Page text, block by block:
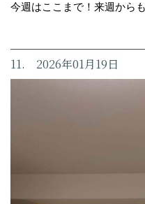
今週はここまで！来週から
11. 2026年01月19日